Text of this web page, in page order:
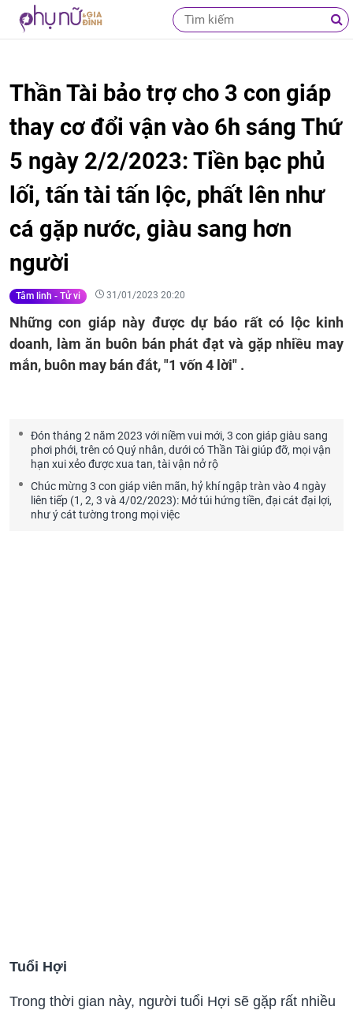
Thần Tài bảo trợ cho 3 con giáp
thay cơ đổi vận vào 6h sáng Thứ
5 ngày 2/2/2023: Tiền bạc phủ
lối, tấn tài tấn lộc, phất lên như
cá gặp nước, giàu sang hơn
người
Tâm linh - Tử vi 31/01/2023 20:20
Những con giáp này được dự báo rất có lộc kinh
doanh, làm ăn buôn bán phát đạt và gặp nhiều may
mắn, buôn may bán đắt, "1 vốn 4 lời" .
Đón tháng 2 năm 2023 với niềm vui mới, 3 con giáp giàu sang
phơi phới, trên có Quý nhân, dưới có Thần Tài giúp đỡ, mọi vận
hạn xui xẻo được xua tan, tài vận nở rộ
Chúc mừng 3 con giáp viên mãn, hỷ khí ngập tràn vào 4 ngày
liên tiếp (1, 2, 3 và 4/02/2023): Mở túi hứng tiền, đại cát đại lợi,
như ý cát tường trong mọi việc
Tuổi Hợi
Trong thời gian này, người tuổi Hợi sẽ gặp rất nhiều